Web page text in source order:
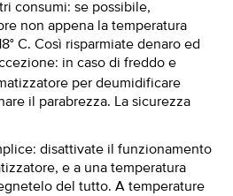
consumi: se possibile,
non appena la temperatura
C. Così risparmiate denaro ed
in caso di freddo e
per deumidificare
il parabrezza. La sicurezza
disattivate il funzionamento
e a una temperatura
del tutto. A temperature